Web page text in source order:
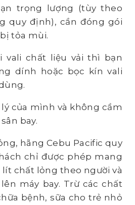
trọng lượng (tùy theo
quy định), cần đóng gói
tỏa mùi.
vali chất liệu vải thì bạn
dính hoặc bọc kín vali
của mình và không cầm
bay.
hãng Cebu Pacific quy
chỉ được phép mang
lít chất lỏng theo người và
máy bay. Trừ các chất
bệnh, sữa cho trẻ nhỏ